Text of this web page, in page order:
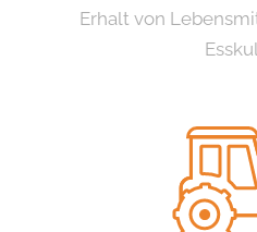
Erhalt von